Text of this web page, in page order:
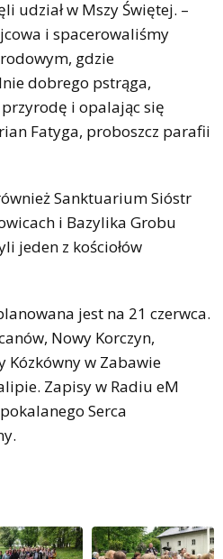
udział w Mszy Świętej. –
i spacerowaliśmy
gdzie
dobrego pstrąga,
i opalając się
Fatyga, proboszcz parafii
Sanktuarium Sióstr
i Bazylika Grobu
jeden z kościołów
jest na 21 czerwca.
Nowy Korczyn,
Kózkówny w Zabawie
Zapisy w Radiu eM
Serca